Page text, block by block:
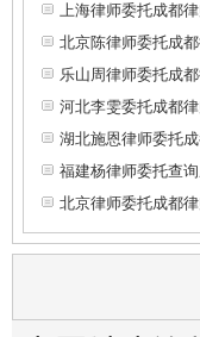
上海律师委托成都
北京陈律师委托成
乐山周律师委托成
河北李雯委托成都
湖北施恩律师委托
福建杨律师委托查
北京律师委托成都